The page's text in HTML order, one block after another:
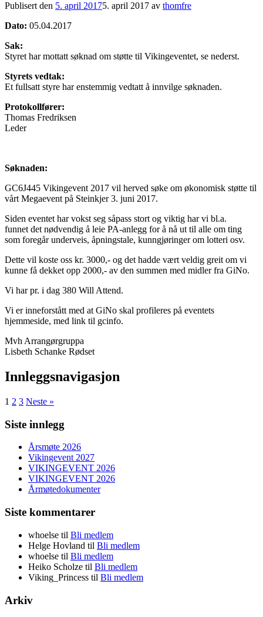
Publisert den 5. april 20175. april 2017 av thomfre
Dato: 05.04.2017
Sak:
Styret har mottatt søknad om støtte til Vikingeventet, se nederst.
Styrets vedtak:
Et fullsatt styre har enstemmig vedtatt å innvilge søknaden.
Protokollfører:
Thomas Fredriksen
Leder
Søknaden:
GC6J445 Vikingevent 2017 vil herved søke om økonomisk støtte til
vårt Megaevent på Steinkjer 3. juni 2017.
Siden eventet har vokst seg såpass stort og viktig har vi bl.a.
funnet det nødvendig å leie PA-anlegg for å nå ut til alle om ting
som foregår underveis, åpningstale, kunngjøringer om lotteri osv.
Dette vil koste oss kr. 3000,- og det hadde vært veldig greit om vi
kunne få dekket opp 2000,- av den summen med midler fra GiNo.
Vi har pr. i dag 380 Will Attend.
Vi er inneforstått med at GiNo skal profileres på eventets
hjemmeside, med link til gcinfo.
Mvh Arrangørgruppa
Lisbeth Schanke Rødset
Innleggsnavigasjon
1 2 3 Neste »
Siste innlegg
Årsmøte 2026
Vikingevent 2027
VIKINGEVENT 2026
VIKINGEVENT 2026
Årmøtedokumenter
Siste kommentarer
whoelse til Bli medlem
Helge Hovland til Bli medlem
whoelse til Bli medlem
Heiko Scholze til Bli medlem
Viking_Princess til Bli medlem
Arkiv